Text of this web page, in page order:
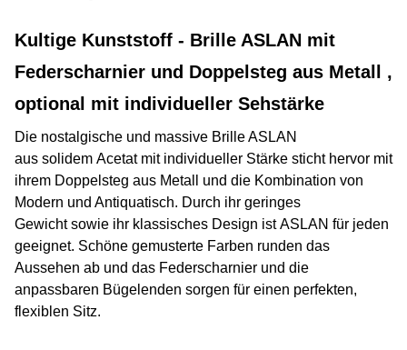
Kultige Kunststoff - Brille ASLAN mit
Federscharnier und Doppelsteg aus Metall ,
optional mit individueller Sehstärke
Die nostalgische und massive Brille ASLAN
aus solidem Acetat mit individueller Stärke sticht hervor mit
ihrem Doppelsteg aus Metall und die Kombination von
Modern und Antiquatisch. Durch ihr geringes
Gewicht sowie ihr klassisches Design ist ASLAN für jeden
geeignet. Schöne gemusterte Farben runden das
Aussehen ab und das Federscharnier und die
anpassbaren Bügelenden sorgen für einen perfekten,
flexiblen Sitz.